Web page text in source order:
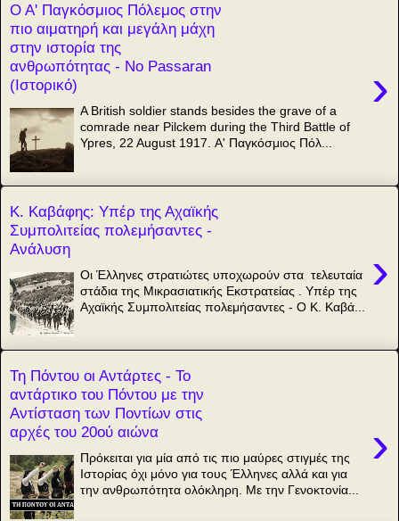
Ο Α' Παγκόσμιος Πόλεμος στην
πιο αιματηρή και μεγάλη μάχη
στην ιστορία της
ανθρωπότητας - Νο Passaran
(Ιστορικό)
›
A British soldier stands besides the grave of a
comrade near Pilckem during the Third Battle of
Ypres, 22 August 1917. Α' Παγκόσμιος Πόλ...
Κ. Καβάφης: Υπέρ της Αχαϊκής
Συμπολιτείας πολεμήσαντες -
Ανάλυση
›
Οι Έλληνες στρατιώτες υποχωρούν στα τελευταία
στάδια της Μικρασιατικής Εκστρατείας . Υπέρ της
Αχαϊκής Συμπολιτείας πολεμήσαντες - Ο Κ. Καβά...
Τη Πόντου οι Αντάρτες - Το
αντάρτικο του Πόντου με την
Αντίσταση των Ποντίων στις
αρχές του 20ού αιώνα
›
Πρόκειται για μία από τις πιο μαύρες στιγμές της
Ιστορίας όχι μόνο για τους Έλληνες αλλά και για
την ανθρωπότητα ολόκληρη. Με την Γενοκτονία...